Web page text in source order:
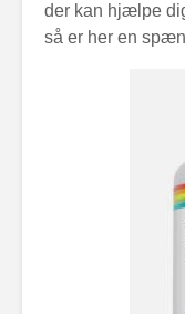
der kan hjælpe
så er her en